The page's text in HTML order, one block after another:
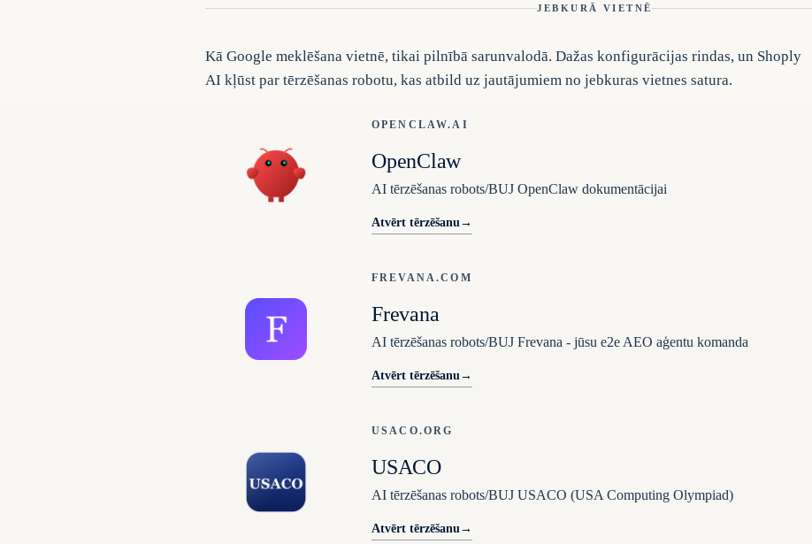
JEBKURĀ VIETNĒ
Kā Google meklēšana vietnē, tikai pilnībā sarunvalodā. Dažas konfigurācijas rindas, un Shoply
AI kļūst par tērzēšanas robotu, kas atbild uz jautājumiem no jebkuras vietnes satura.
OPENCLAW.AI
OpenClaw
AI tērzēšanas robots/BUJ OpenClaw dokumentācijai
Atvērt tērzēšanu→
FREVANA.COM
Frevana
AI tērzēšanas robots/BUJ Frevana - jūsu e2e AEO aģentu komanda
Atvērt tērzēšanu→
USACO.ORG
USACO
AI tērzēšanas robots/BUJ USACO (USA Computing Olympiad)
Atvērt tērzēšanu→